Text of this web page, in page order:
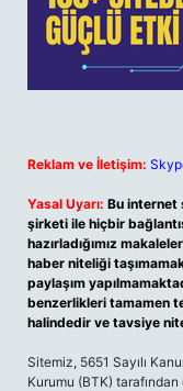
Reklam ve İletişim:
Yasal Uyarı: Bu internet
şirketi ile hiçbir
hazırladığımız
haber niteliği
paylaşım
benzerlikleri tamamen
halindedir ve tavsiye
Sitemiz, 5651 Sayılı
Kurumu (BTK)